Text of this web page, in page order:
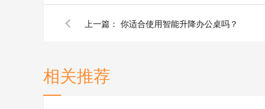
上一篇： 你适合使用智能升降办公桌吗？
相关推荐